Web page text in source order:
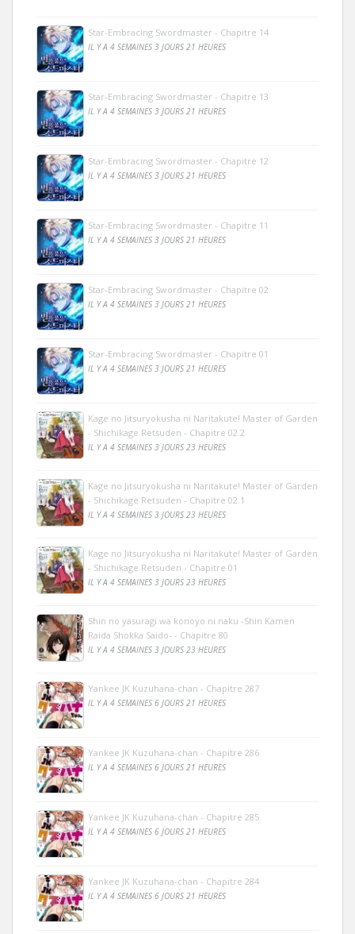
Star-Embracing Swordmaster - Chapitre 14
IL Y A 4 SEMAINES 3 JOURS 21 HEURES
Star-Embracing Swordmaster - Chapitre 13
IL Y A 4 SEMAINES 3 JOURS 21 HEURES
Star-Embracing Swordmaster - Chapitre 12
IL Y A 4 SEMAINES 3 JOURS 21 HEURES
Star-Embracing Swordmaster - Chapitre 11
IL Y A 4 SEMAINES 3 JOURS 21 HEURES
Star-Embracing Swordmaster - Chapitre 02
IL Y A 4 SEMAINES 3 JOURS 21 HEURES
Star-Embracing Swordmaster - Chapitre 01
IL Y A 4 SEMAINES 3 JOURS 21 HEURES
Kage no Jitsuryokusha ni Naritakute! Master of Garden
- Shichikage Retsuden - Chapitre 02.2
IL Y A 4 SEMAINES 3 JOURS 23 HEURES
Kage no Jitsuryokusha ni Naritakute! Master of Garden
- Shichikage Retsuden - Chapitre 02.1
IL Y A 4 SEMAINES 3 JOURS 23 HEURES
Kage no Jitsuryokusha ni Naritakute! Master of Garden
- Shichikage Retsuden - Chapitre 01
IL Y A 4 SEMAINES 3 JOURS 23 HEURES
Shin no yasuragi wa konoyo ni naku -Shin Kamen
Raida Shokka Saido- - Chapitre 80
IL Y A 4 SEMAINES 3 JOURS 23 HEURES
Yankee JK Kuzuhana-chan - Chapitre 287
IL Y A 4 SEMAINES 6 JOURS 21 HEURES
Yankee JK Kuzuhana-chan - Chapitre 286
IL Y A 4 SEMAINES 6 JOURS 21 HEURES
Yankee JK Kuzuhana-chan - Chapitre 285
IL Y A 4 SEMAINES 6 JOURS 21 HEURES
Yankee JK Kuzuhana-chan - Chapitre 284
IL Y A 4 SEMAINES 6 JOURS 21 HEURES